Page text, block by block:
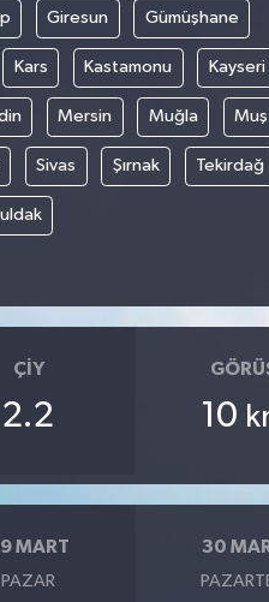
Giresun Gümüşhane
Kars Kastamonu Kayseri
Mersin Muğla Muş
Sivas Şırnak Tekirdağ
ÇIY
2.2 10
MART
PAZAR
30